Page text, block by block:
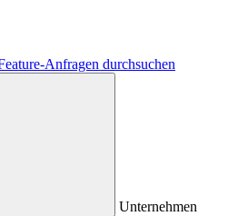
Anfragen durchsuchen
Unternehmen